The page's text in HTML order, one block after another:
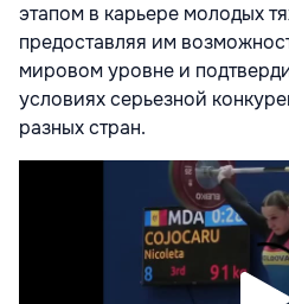
этапом в карьере молодых
предоставляя им
мировом уровне и
условиях серьезной
разных стран.